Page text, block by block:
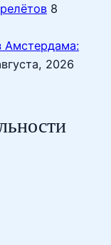
8
Амстердама:
2026